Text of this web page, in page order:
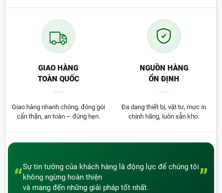
GIAO HÀNG
TOÀN QUỐC
Giao hàng nhanh chóng, đóng gói
cẩn thận, an toàn – đúng hẹn.
NGUỒN HÀNG
ỔN ĐỊNH
Đa dạng thiết bị, vật tư, mực in
chính hãng, luôn sẵn kho.
“Sự tin tưởng của khách hàng là động lực để chúng tôi
không ngừng hoàn thiện
và mang đến những giải pháp tốt nhất.
”